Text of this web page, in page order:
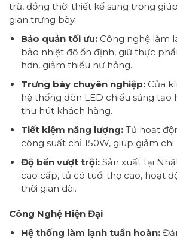
trữ, đồng thời thiết kế sang trọng
gian trưng bày.
Bảo quản tối ưu:Công nghệ làm
bảo nhiệt độ ổn định, giữ thực
hơn, giảm thiểu hư hỏng.
Trưng bày chuyên nghiệp:Cửa
hệ thống đèn LED chiếu sáng tạo
thu hút khách hàng.
Tiết kiệm năng lượng:Tủ hoạt
công suất chỉ 150W, giúp giảm
Độ bền vượt trội:Sản xuất tại
cao cấp, tủ có tuổi thọ cao, hoạt
thời gian dài.
Công Nghệ Hiện Đại
Hệ thống làm lạnh tuần hoàn: